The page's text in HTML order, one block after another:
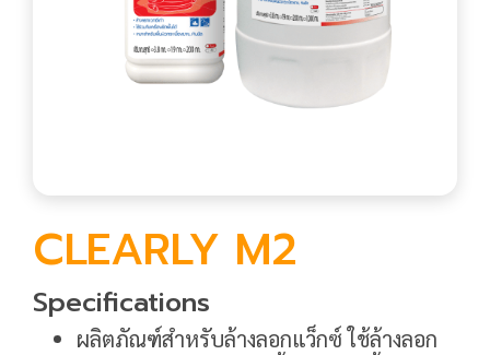
CLEARLY M2
Specifications
ผลิตภัณฑ์สำหรับล้างลอกแว็กซ์ ใช้ล้างลอก